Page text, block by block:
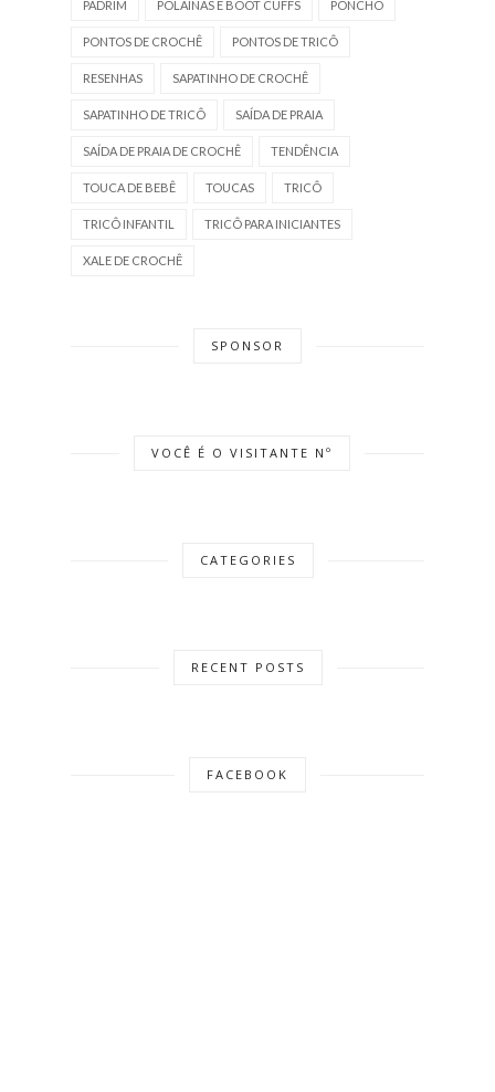
PADRIM POLAINAS E BOOT CUFFS PONCHO
PONTOS DE CROCHÊ PONTOS DE TRICÔ
RESENHAS SAPATINHO DE CROCHÊ
SAPATINHO DE TRICÔ SAÍDA DE PRAIA
SAÍDA DE PRAIA DE CROCHÊ TENDÊNCIA
TOUCA DE BEBÊ TOUCAS TRICÔ
TRICÔ INFANTIL TRICÔ PARA INICIANTES
XALE DE CROCHÊ
SPONSOR
VOCÊ É O VISITANTE Nº
CATEGORIES
RECENT POSTS
FACEBOOK